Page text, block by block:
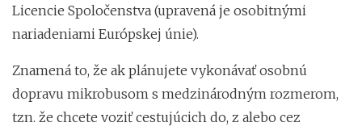
Licencie Spoločenstva (upravená je osobitnými
nariadeniami Európskej únie).
Znamená to, že ak plánujete vykonávať osobnú
dopravu mikrobusom s medzinárodným rozmerom,
tzn. že chcete voziť cestujúcich do, z alebo cez